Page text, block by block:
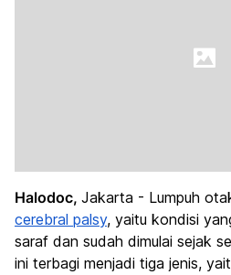
Halodoc, Jakarta - Lumpuh
cerebral palsy, yaitu kondisi
saraf dan sudah dimulai sejak
ini terbagi menjadi tiga jenis,